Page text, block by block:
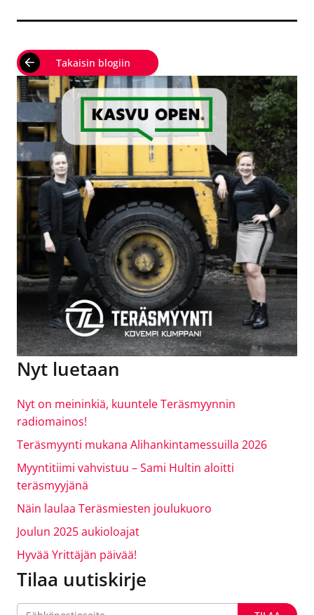
Takaisin blogiin
Nyt luetaan
Nyt on meininkiä, kuuntele Teräsmyynnin
radiomainos!
Teräsmyynti mukana Alihankintamessuilla 2026
Myyntitiimi vahvistuu – Sami Hultin aloitti
teräsmyyjänä
Näin laulaa Teräsmiesten joulukuoro
Joulun 2025 aukioloajat
Hyvää Yrittäjän päivää!
Tilaa uutiskirje